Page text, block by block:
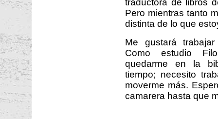
traductora de libros
Pero mientras tanto
distinta de lo que
Me gustará
Como estudio
quedarme en la
tiempo; necesito
moverme más.
camarera hasta que